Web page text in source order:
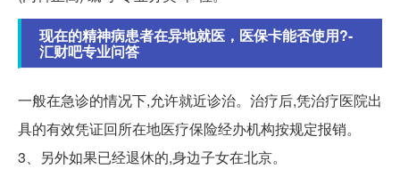
现在的精神病患者在异地就医，医保卡能否使用?-
汇财吧专业问答
一般在急诊的情况下,允许就近诊治。治疗后,凭治疗医院出
具的有效凭证回所在地医疗保险经办机构按规定报销。
3、另外如果已经退休的,身边子女在北京。